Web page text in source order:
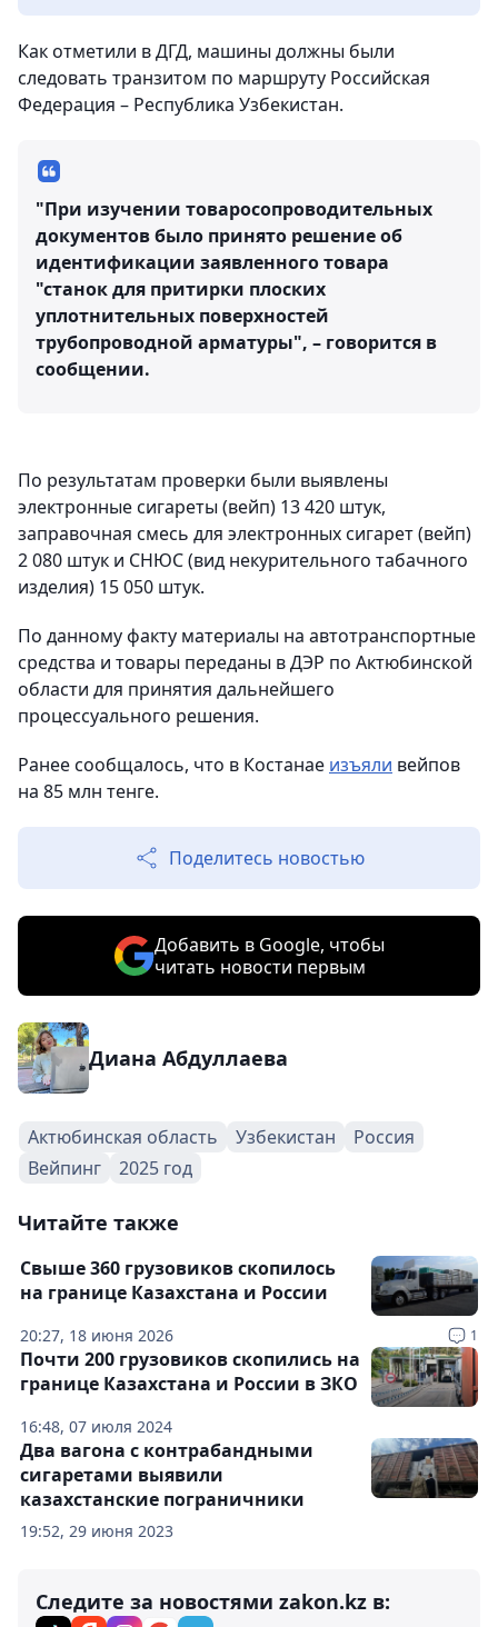
Как отметили в ДГД, машины должны были
следовать транзитом по маршруту Российская
Федерация – Республика Узбекистан.
"При изучении товаросопроводительных
документов было принято решение об
идентификации заявленного товара
"станок для притирки плоских
уплотнительных поверхностей
трубопроводной арматуры", – говорится в
сообщении.
По результатам проверки были выявлены
электронные сигареты (вейп) 13 420 штук,
заправочная смесь для электронных сигарет (вейп)
2 080 штук и СНЮС (вид некурительного табачного
изделия) 15 050 штук.
По данному факту материалы на автотранспортные
средства и товары переданы в ДЭР по Актюбинской
области для принятия дальнейшего
процессуального решения.
Ранее сообщалось, что в Костанае изъяли вейпов
на 85 млн тенге.
Поделитесь новостью
Добавить в Google, чтобы
читать новости первым
Диана Абдуллаева
Актюбинская область Узбекистан
Россия
Вейпинг
2025 год
Читайте также
20:27, 18 июня 2026 1
Свыше 360 грузовиков скопилось
на границе Казахстана и России
16:48, 07 июля 2024
Почти 200 грузовиков скопились на
границе Казахстана и России в ЗКО
19:52, 29 июня 2023
Два вагона с контрабандными
сигаретами выявили
казахстанские пограничники
Следите за новостями zakon.kz в: